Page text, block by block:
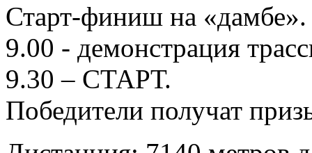
Старт-финиш на «дамбе».
9.00 - демонстрация
9.30 – СТАРТ.
Победители получат